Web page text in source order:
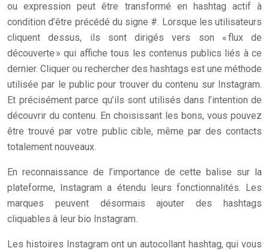
ou expression peut être transformé en hashtag actif à
condition d’être précédé du signe #. Lorsque les utilisateurs
cliquent dessus, ils sont dirigés vers son « flux de
découverte » qui affiche tous les contenus publics liés à ce
dernier. Cliquer ou rechercher des hashtags est une méthode
utilisée par le public pour trouver du contenu sur Instagram.
Et précisément parce qu’ils sont utilisés dans l’intention de
découvrir du contenu. En choisissant les bons, vous pouvez
être trouvé par votre public cible, même par des contacts
totalement nouveaux.
En reconnaissance de l’importance de cette balise sur la
plateforme, Instagram a étendu leurs fonctionnalités. Les
marques peuvent désormais ajouter des hashtags
cliquables à leur bio Instagram.
Les histoires Instagram ont un autocollant hashtag, qui vous